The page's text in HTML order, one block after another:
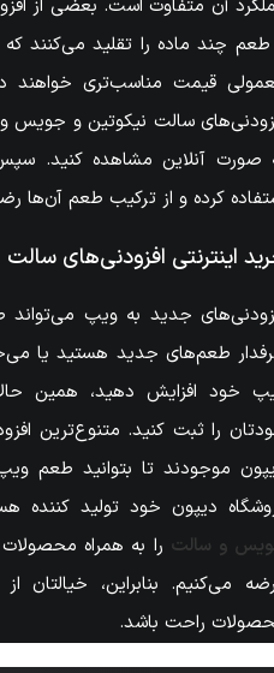
آن متفاوت است. بعضی از
چند ماده را تقلید می‌کنند که
قیمت مناسب‌تری خواهند
سالت نیکوتین و جویس
صورت آنلاین مشاهده کنید.
کرده و از ترکیب طعم آن‌ها
اینترنتی افزودنی‌های
جدید به ویپ می‌تواند
طعم‌های جدید هستید یا
خود افزایش دهید، همین
را ثبت کنید. متنوع‌ترین
موجودند تا بتوانید طعم
دیپون خود تولید کننده
و سالت را به همراه
می‌کنیم. بنابراین، خیالتان
راحت باشد.